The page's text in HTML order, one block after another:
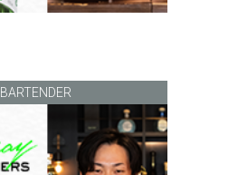
BARTENDER